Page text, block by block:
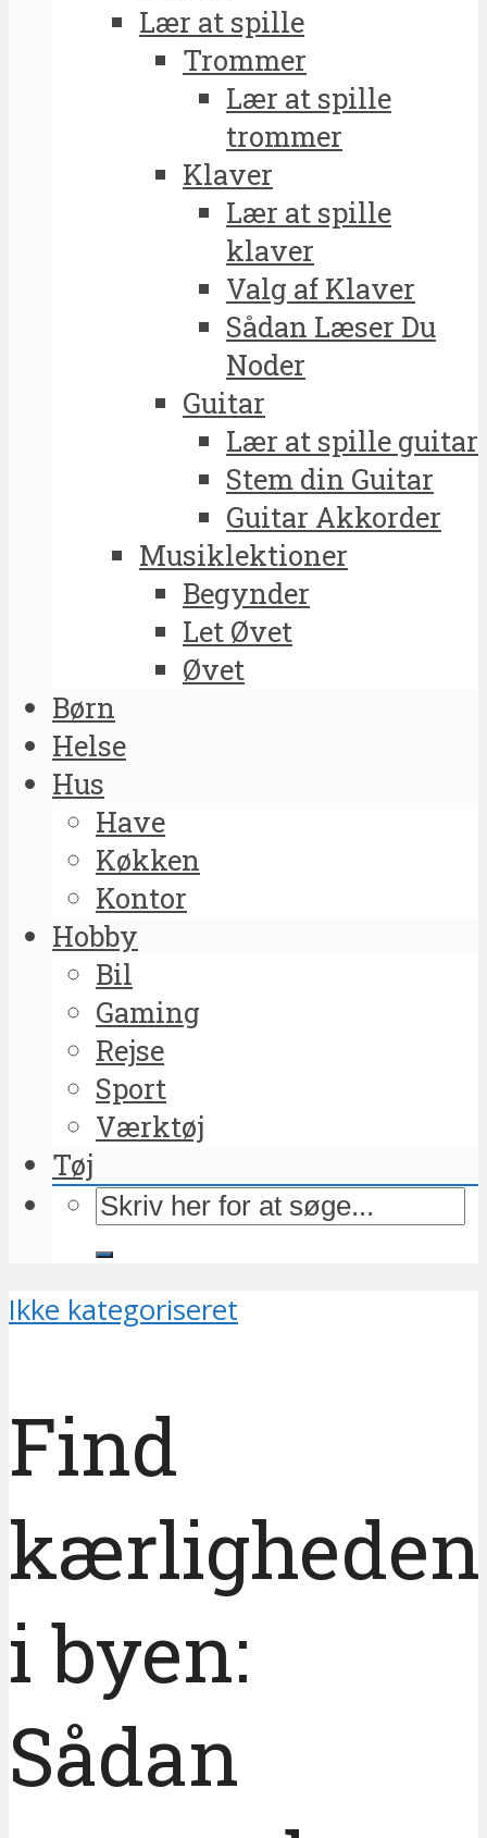
Lær at spille
Trommer
Lær at spille
trommer
Klaver
Lær at spille
klaver
Valg af Klaver
Sådan Læser Du
Noder
Guitar
Lær at spille guitar
Stem din Guitar
Guitar Akkorder
Musiklektioner
Begynder
Let Øvet
Øvet
Børn
Helse
Hus
Have
Køkken
Kontor
Hobby
Bil
Gaming
Rejse
Sport
Værktøj
Tøj
Ikke kategoriseret
Find
kærligheden
i byen:
Sådan